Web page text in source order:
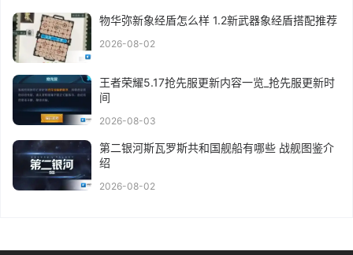
物华弥新象经盾怎么样 1.2新武器象经盾搭配推荐
2026-08-02
王者荣耀5.17抢先服更新内容一览_抢先服更新时
间
2026-08-03
第二银河斯瓦罗斯共和国舰船有哪些 战舰图鉴介
绍
2026-08-02